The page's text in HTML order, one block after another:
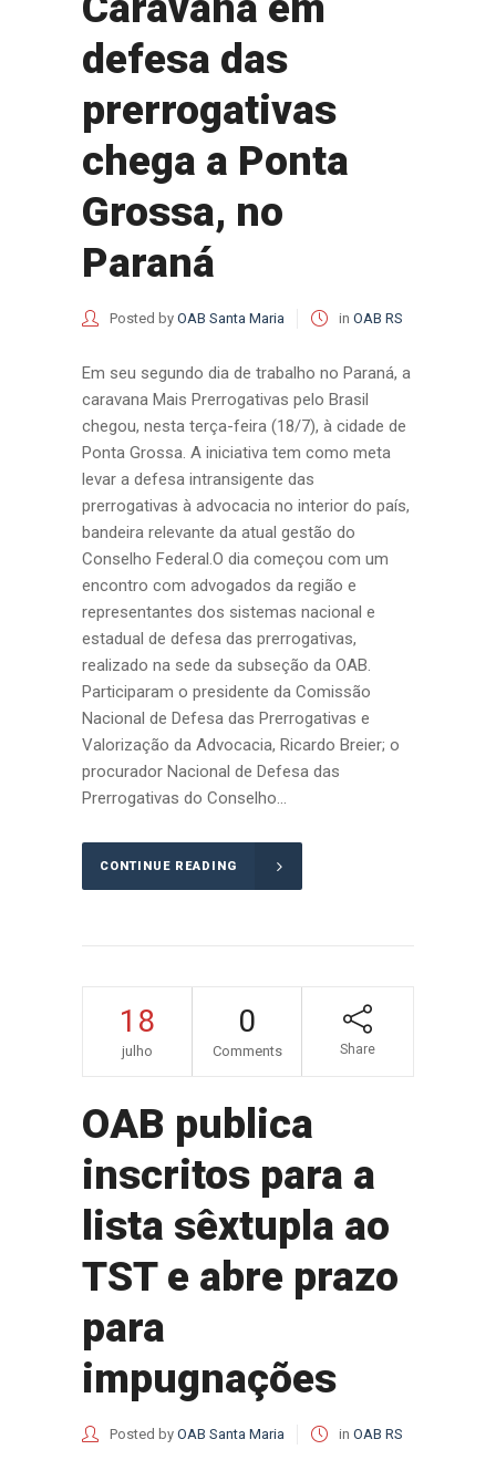
defesa das
prerrogativas
chega a Ponta
Grossa, no
Paraná
Posted by OAB Santa Maria in OAB RS
Em seu segundo dia de trabalho no Paraná, a
caravana Mais Prerrogativas pelo Brasil
chegou, nesta terça-feira (18/7), à cidade de
Ponta Grossa. A iniciativa tem como meta
levar a defesa intransigente das
prerrogativas à advocacia no interior do país,
bandeira relevante da atual gestão do
Conselho Federal.O dia começou com um
encontro com advogados da região e
representantes dos sistemas nacional e
estadual de defesa das prerrogativas,
realizado na sede da subseção da OAB.
Participaram o presidente da Comissão
Nacional de Defesa das Prerrogativas e
Valorização da Advocacia, Ricardo Breier; o
procurador Nacional de Defesa das
Prerrogativas do Conselho...
CONTINUE READING
18
julho
0
Comments Share
OAB publica
inscritos para a
lista sêxtupla ao
TST e abre prazo
para
impugnações
Posted by OAB Santa Maria in OAB RS